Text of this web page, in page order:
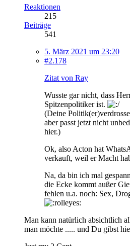
Reaktionen
215
Beiträge
541
5. März 2021 um 23:20
#2.178
Zitat von Ray
Wusste gar nicht, dass
Spitzenpolitiker ist.
(Deine
aber passt jetzt nicht
hier.)
Ok, also Acton hat
verkauft, weil er Macht
Na, da bin ich mal
die Ecke kommt außer
fehlen u.a. noch: Sex,
Man kann natürlich absichtlich
man möchte ..... und Du gibst